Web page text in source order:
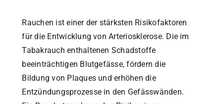
Rauchen ist einer der stärksten Risikofaktoren
für die Entwicklung von Arteriosklerose. Die im
Tabakrauch enthaltenen Schadstoffe
beeinträchtigen Blutgefässe, fördern die
Bildung von Plaques und erhöhen die
Entzündungsprozesse in den Gefässwänden.